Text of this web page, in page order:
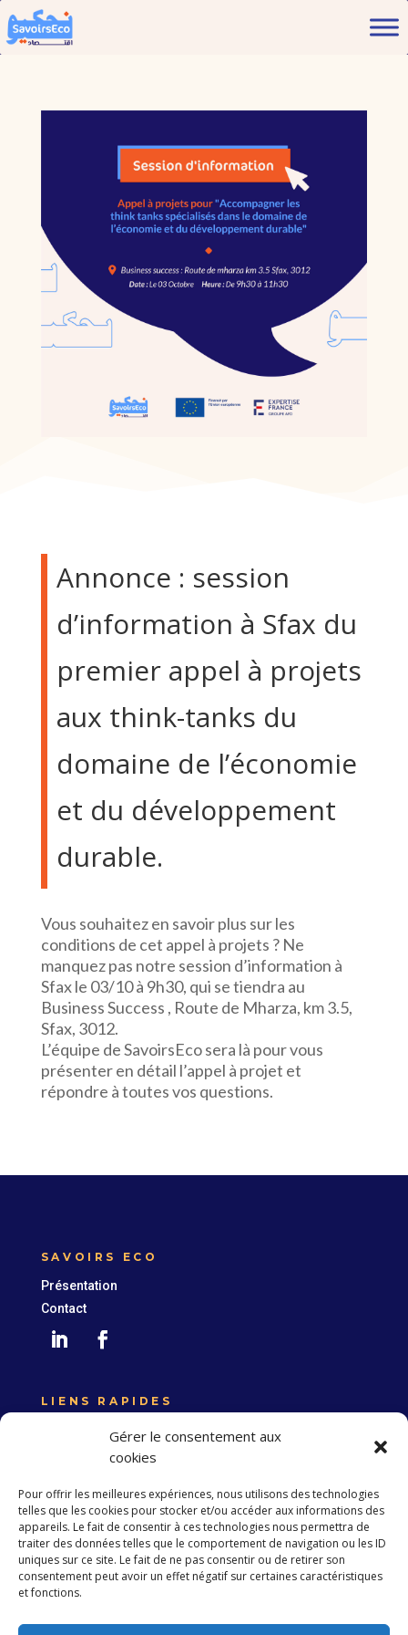
Gérer le consentement aux
cookies
Pour offrir les meilleures expériences, nous utilisons des technologies
telles que les cookies pour stocker et/ou accéder aux informations des
appareils. Le fait de consentir à ces technologies nous permettra de
traiter des données telles que le comportement de navigation ou les ID
uniques sur ce site. Le fait de ne pas consentir ou de retirer son
consentement peut avoir un effet négatif sur certaines caractéristiques
et fonctions.
Annonce : session
d’information à Sfax du
premier appel à projets
aux think-tanks du
domaine de l’économie
et du développement
durable.
Vous souhaitez en savoir plus sur les
conditions de cet appel à projets ? Ne
manquez pas notre session d’information à
Sfax le 03/10 à 9h30, qui se tiendra au
Business Success , Route de Mharza, km 3.5,
Sfax, 3012.
L’équipe de SavoirsEco sera là pour vous
présenter en détail l’appel à projet et
répondre à toutes vos questions.
SAVOIRS ECO
Présentation
Contact
LIENS RAPIDES
Expertise France
Union européenne
S’abonner à la Newsletter